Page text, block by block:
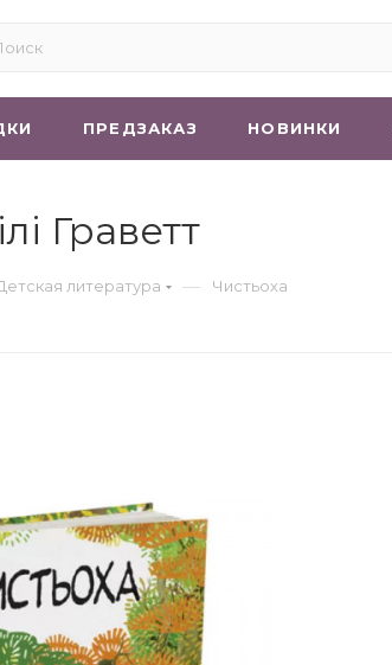
ПРЕДЗАКАЗ НОВИНКИ
Граветт
литература — Чистьоха